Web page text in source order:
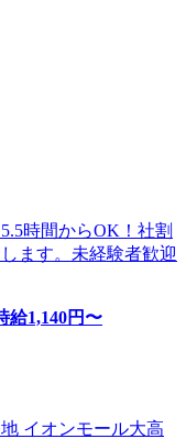
時間からOK！社割
ます。未経験者歓迎
給1,140円〜
イオンモール大高